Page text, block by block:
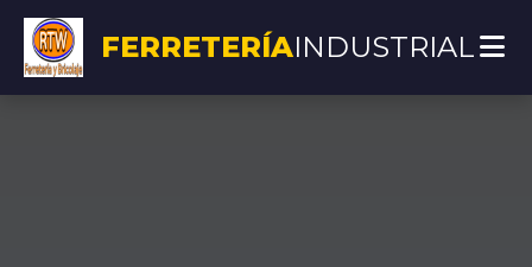
FERRETERÍAINDUSTRIAL